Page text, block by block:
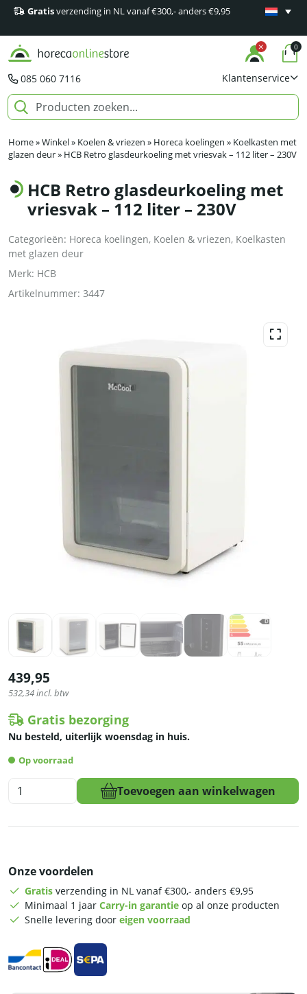
Gratisverzending in NL vanaf €300,- anders €9,95
Minimaal
085 060 7116 Klantenservice
0
Home»Winkel» Koelen & vriezen » Horeca koelingen » Koelkasten met
glazen deur» HCB Retro glasdeurkoeling met vriesvak – 112 liter – 230V
HCB Retro glasdeurkoeling met
vriesvak – 112 liter – 230V
Categorieën: Horeca koelingen, Koelen & vriezen, Koelkasten
met glazen deur
Merk: HCB
Artikelnummer: 3447
439,95
532,34incl. btw
Gratis bezorging
Nu besteld, uiterlijk woensdag in huis.
Op voorraad
HCB
Retro
112
liter
230V
Toevoegen aan winkelwagen
Onze voordelen
Gratis verzending in NL vanaf €300,- anders €9,95
Minimaal 1 jaar Carry-in garantie op al onze producten
Snelle levering door eigen voorraad